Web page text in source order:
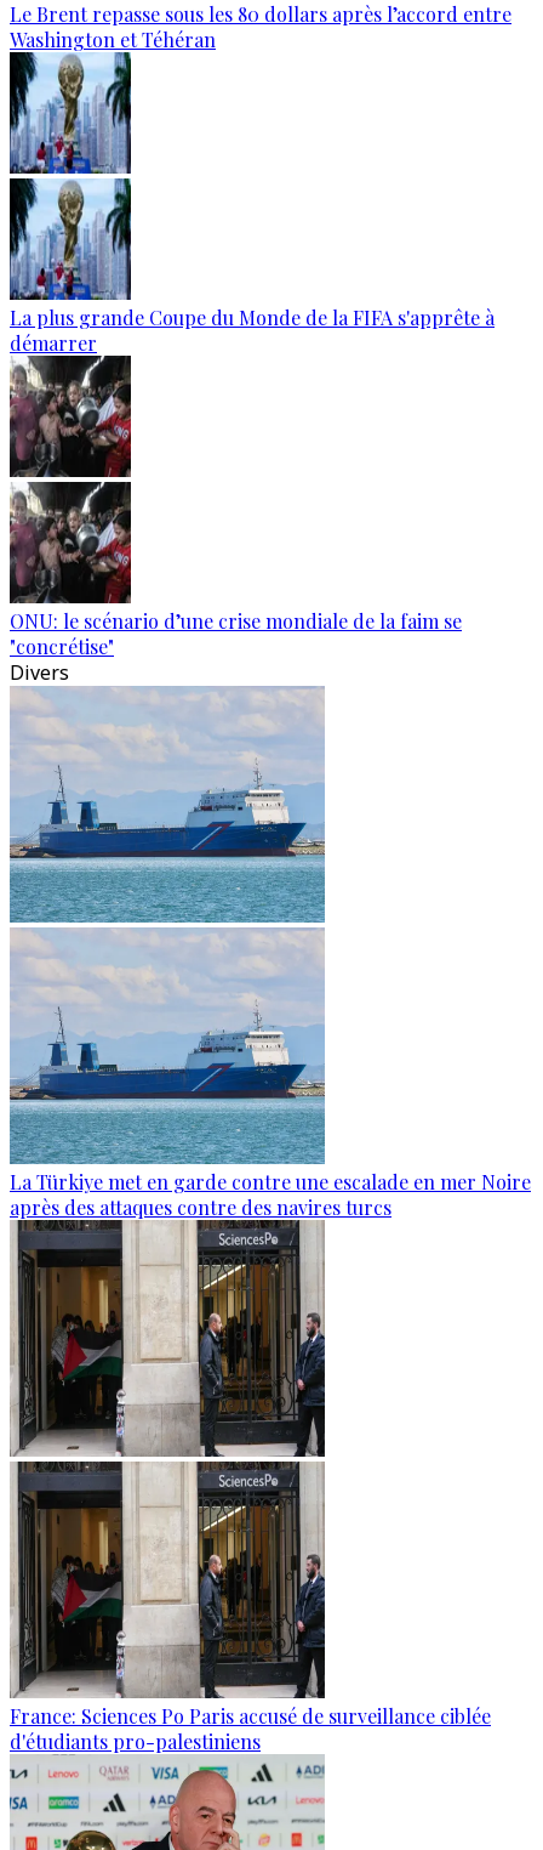
Le Brent repasse sous les 80 dollars après l’accord entre
Washington et Téhéran
La plus grande Coupe du Monde de la FIFA s'apprête à
démarrer
ONU: le scénario d’une crise mondiale de la faim se
"concrétise"
Divers
La Türkiye met en garde contre une escalade en mer Noire
après des attaques contre des navires turcs
France: Sciences Po Paris accusé de surveillance ciblée
d'étudiants pro-palestiniens